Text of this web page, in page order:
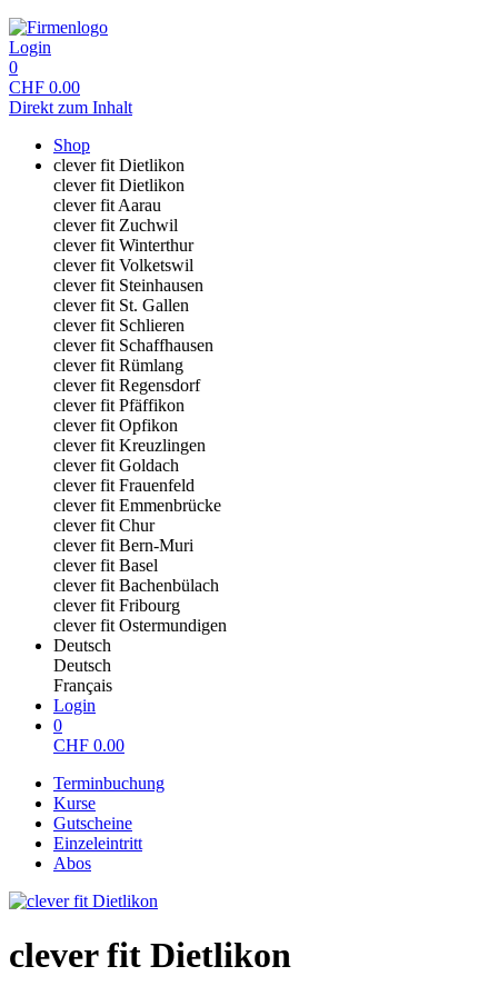
Login
0
CHF 0.00
Direkt zum Inhalt
Shop
clever fit Dietlikon
clever fit Dietlikon
clever fit Aarau
clever fit Zuchwil
clever fit Winterthur
clever fit Volketswil
clever fit Steinhausen
clever fit St. Gallen
clever fit Schlieren
clever fit Schaffhausen
clever fit Rümlang
clever fit Regensdorf
clever fit Pfäffikon
clever fit Opfikon
clever fit Kreuzlingen
clever fit Goldach
clever fit Frauenfeld
clever fit Emmenbrücke
clever fit Chur
clever fit Bern-Muri
clever fit Basel
clever fit Bachenbülach
clever fit Fribourg
clever fit Ostermundigen
Deutsch
Deutsch
Français
Login
0
CHF 0.00
Terminbuchung
Kurse
Gutscheine
Einzeleintritt
Abos
clever fit Dietlikon